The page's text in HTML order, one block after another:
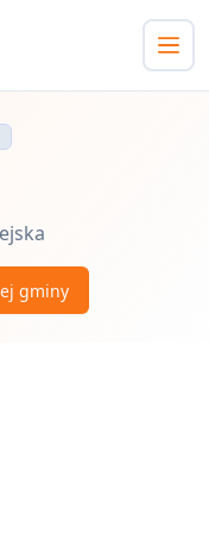
gminy